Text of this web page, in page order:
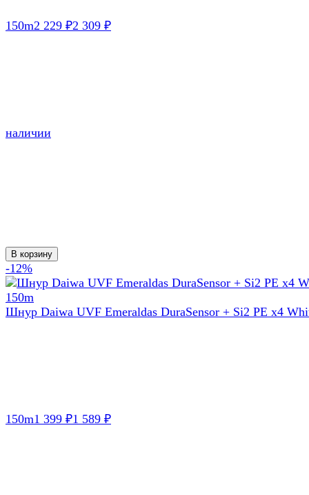
150m2 229 ₽2 309 ₽
наличии
В корзину
-12%
Шнур Daiwa UVF Emeraldas DuraSensor + Si2 PE x4
150m1 399 ₽1 589 ₽